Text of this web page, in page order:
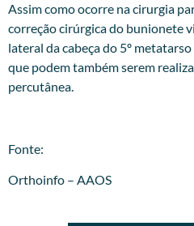
Assim como ocorre na cirurgia
correção cirúrgica do bunionete
lateral da cabeça do 5º
que podem também serem
percutânea.
Fonte:
Orthoinfo – AAOS